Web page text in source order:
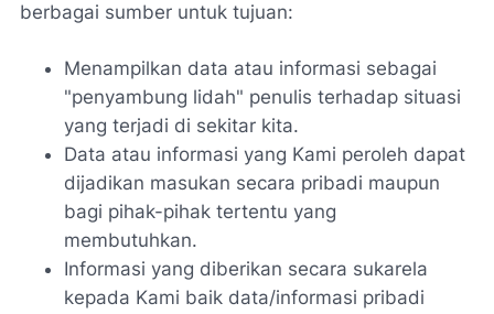
berbagai sumber untuk tujuan:
Menampilkan data atau informasi sebagai
"penyambung lidah" penulis terhadap situasi
yang terjadi di sekitar kita.
Data atau informasi yang Kami peroleh dapat
dijadikan masukan secara pribadi maupun
bagi pihak-pihak tertentu yang
membutuhkan.
Informasi yang diberikan secara sukarela
kepada Kami baik data/informasi pribadi